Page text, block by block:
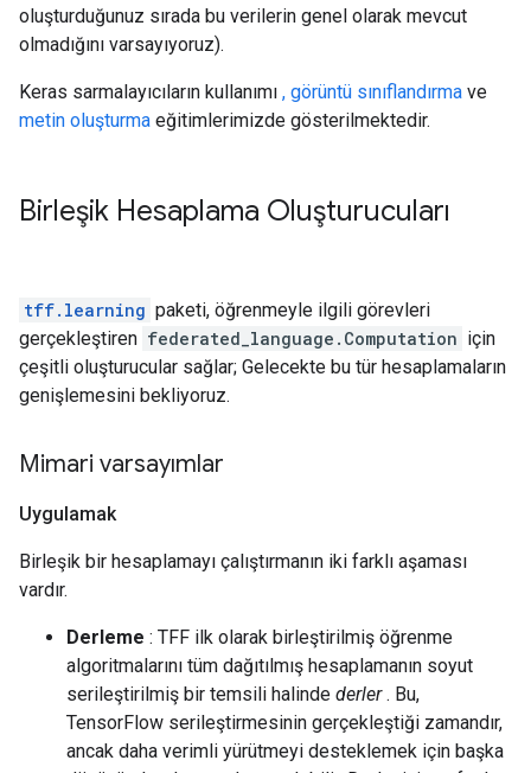
oluşturduğunuz sırada bu verilerin genel olarak mevcut
olmadığını varsayıyoruz).
Keras sarmalayıcıların kullanımı , görüntü sınıflandırma ve
metin oluşturma eğitimlerimizde gösterilmektedir.
Birleşik Hesaplama Oluşturucuları
tff.learning paketi, öğrenmeyle ilgili görevleri
gerçekleştiren federated_language.Computation için
çeşitli oluşturucular sağlar; Gelecekte bu tür hesaplamaların
genişlemesini bekliyoruz.
Mimari varsayımlar
Uygulamak
Birleşik bir hesaplamayı çalıştırmanın iki farklı aşaması
vardır.
Derleme : TFF ilk olarak birleştirilmiş öğrenme
algoritmalarını tüm dağıtılmış hesaplamanın soyut
serileştirilmiş bir temsili halinde derler. Bu,
TensorFlow serileştirmesinin gerçekleştiği zamandır,
ancak daha verimli yürütmeyi desteklemek için başka